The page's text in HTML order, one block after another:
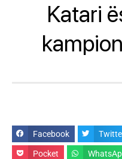
Katari
Facebook
Pocket